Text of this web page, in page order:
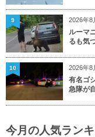
2026年8
ルーマ
るも気
9
2026年8
有名ゴ
急隊が
10
今月の人気ラン